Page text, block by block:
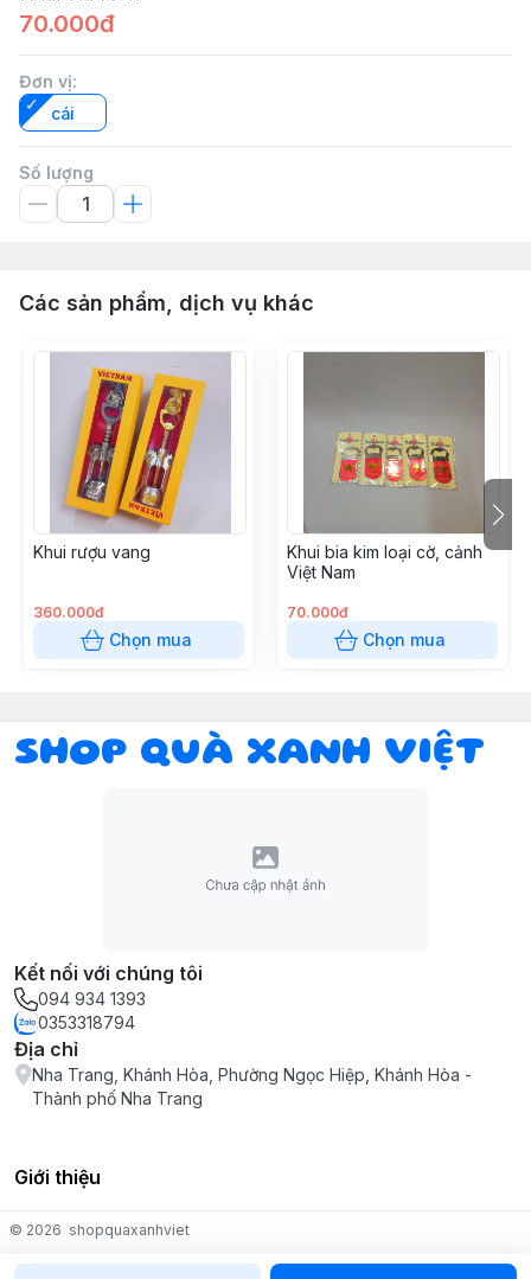
70.000đ
Đơn vị:
cái
Số lượng
Các sản phẩm, dịch vụ khác
Khui rượu vang
360.000đ
Chọn mua
Khui bia kim loại cờ, cảnh
Việt Nam
70.000đ
Chọn mua
SHOP QUÀ XANH VIỆT
Kết nối với chúng tôi
094 934 1393
0353318794
Địa chỉ
Nha Trang, Khánh Hòa, Phường Ngọc Hiệp, Khánh Hòa -
Thành phố Nha Trang
Giới thiệu
© 2026 shopquaxanhviet